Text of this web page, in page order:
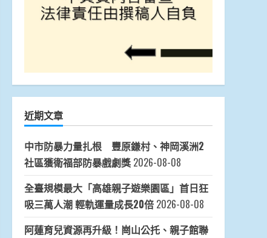
近期文章
中市防暴力量扎根 豐原鎌村、神岡溪洲2
社區獲衛福部防暴戲劇獎 2026-08-08
全臺規模最大「高雄親子遊樂園區」首日狂
吸三萬人潮 輕軌運量成長20倍 2026-08-08
阿蓮育兒資源再升級！崗山公托、親子館聯